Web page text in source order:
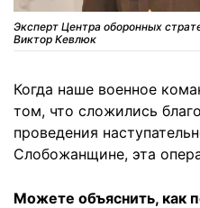
Эксперт Центра оборонных
Виктор Кевлюк
Когда наше военное
том, что сложились
проведения
Слобожанщине, эта
Можете объяснить, как